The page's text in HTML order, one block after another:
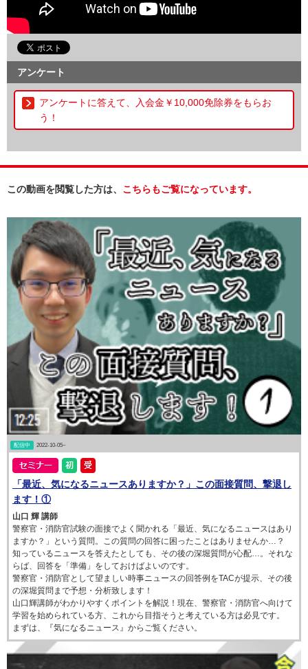
アンケート
アンケートに答えて、入会金￥10,000免除券をもらお
う！
この動画を閲覧した方は、 こちらもご覧になっています。
配信中 2022-10-05~
「最近、気になるニュースありますか？」この面接質問、撃退し
ます！①
山口 輝 講師
警察官・消防官試験の面接でよく聞かれる「最近、気になるニュースはあり
ますか？」という質問。この質問の回答に困ったことはありませんか…？
知っているニュースを答えたとしても、その後の深堀質問が心配…。それな
らば、回答を「準備」をしておけばよいのです。
警察官・消防官として望ましい時事ニュースの回答例をTACが提示、その後
の深堀質問まで予想・分析致します！
山口輝講師がわかりやすくポイントを解説！現在、警察官・消防官へ向けて
学習を始められている方、これから目指そうと考えている方は必見です。
まずは、『気になるニュース』からご覧ください。